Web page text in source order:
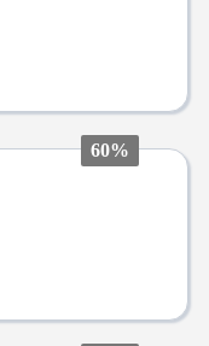
60%